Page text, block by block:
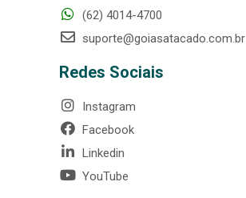
(62) 4014-4700
suporte@goiasatacado.com.br
Redes Sociais
Instagram
Facebook
Linkedin
YouTube